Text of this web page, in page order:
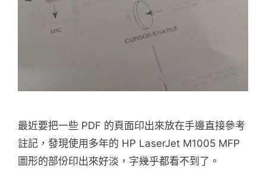
最近要把一些 PDF 的頁面印出來放在手邊直接參考
註記，發現使用多年的 HP LaserJet M1005 MFP
圖形的部份印出來好淡，字幾乎都看不到了。